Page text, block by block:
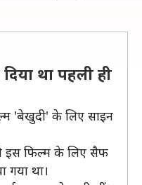
था पहली ही
'बेखुदी' के लिए साइन
इस फिल्म के लिए सैफ
गया था।